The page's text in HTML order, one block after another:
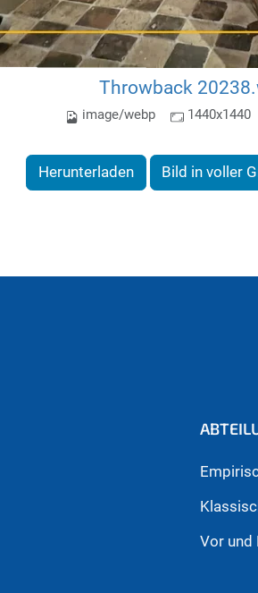
Throwback
image/webp 1440x1440
Herunterladen Bild in voller
Vor und